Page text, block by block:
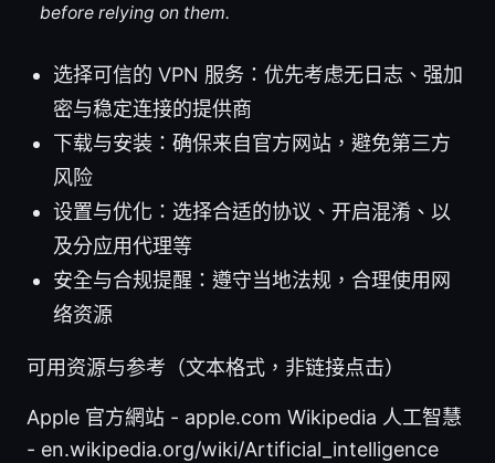
before relying on them.
选择可信的 VPN 服务：优先考虑无日志、强加
密与稳定连接的提供商
下载与安装：确保来自官方网站，避免第三方
风险
设置与优化：选择合适的协议、开启混淆、以
及分应用代理等
安全与合规提醒：遵守当地法规，合理使用网
络资源
可用资源与参考（文本格式，非链接点击）
Apple 官方網站 - apple.com Wikipedia 人工智慧
- en.wikipedia.org/wiki/Artificial_intelligence